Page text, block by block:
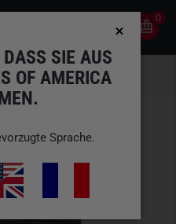
0
SIE AUS
OF AMERICA
Sprache.